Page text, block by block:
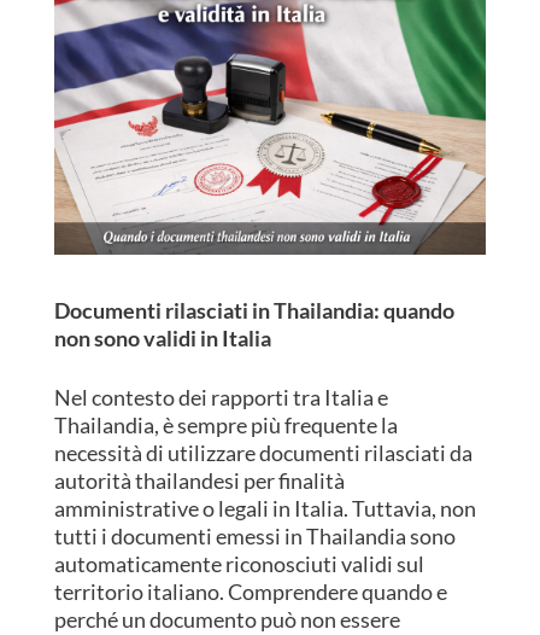
Documenti rilasciati in Thailandia: quando
non sono validi in Italia
Nel contesto dei rapporti tra Italia e
Thailandia, è sempre più frequente la
necessità di utilizzare documenti rilasciati da
autorità thailandesi per finalità
amministrative o legali in Italia. Tuttavia, non
tutti i documenti emessi in Thailandia sono
automaticamente riconosciuti validi sul
territorio italiano. Comprendere quando e
perché un documento può non essere